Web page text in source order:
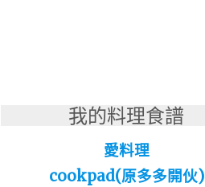
我的料理食譜
愛料理
cookpad(原多多開伙)